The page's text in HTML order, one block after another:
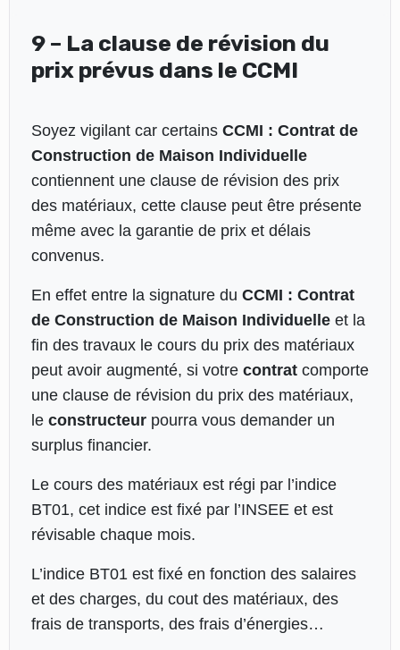
9 – La clause de révision du
prix prévus dans le CCMI
Soyez vigilant car certains CCMI : Contrat de
Construction de Maison Individuelle
contiennent une clause de révision des prix
des matériaux, cette clause peut être présente
même avec la garantie de prix et délais
convenus.
En effet entre la signature du CCMI : Contrat
de Construction de Maison Individuelleet la
fin des travaux le cours du prix des matériaux
peut avoir augmenté, si votre contratcomporte
une clause de révision du prix des matériaux,
le constructeurpourra vous demander un
surplus financier.
Le cours des matériaux est régi par l’indice
BT01, cet indice est fixé par l’INSEE et est
révisable chaque mois.
L’indice BT01 est fixé en fonction des salaires
et des charges, du cout des matériaux, des
frais de transports, des frais d’énergies…